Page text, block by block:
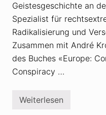
r
s
c
h
w
ö
r
u
n
g
h
t
i
e
d
r
c
h
V
s
c
Geistesgeschichte an
Spezialist für
Radikalisierung und
Zusammen mit André
des Buches «Europe:
Conspiracy …
V
Weiterlesen